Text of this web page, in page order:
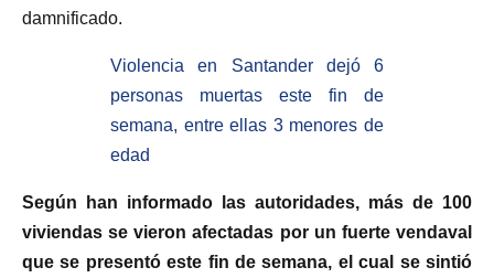
damnificado.
Violencia en Santander dejó 6
personas muertas este fin de
semana, entre ellas 3 menores de
edad
Según han informado las autoridades, más de 100
viviendas se vieron afectadas por un fuerte vendaval
que se presentó este fin de semana, el cual se sintió